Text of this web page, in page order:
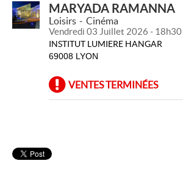
MARYADA RAMANNA
Loisirs Cinéma
Vendredi 03 Juillet 2026 - 18h30
INSTITUT LUMIERE HANGAR
69008 LYON
VENTES TERMINÉES